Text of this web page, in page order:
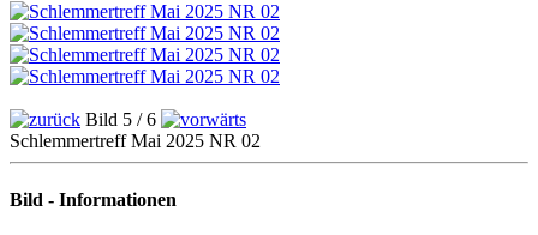
Bild 5 / 6
Schlemmertreff Mai 2025 NR 02
Bild - Informationen